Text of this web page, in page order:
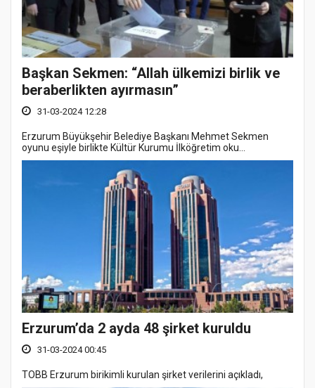
Başkan Sekmen: “Allah ülkemizi birlik ve
beraberlikten ayırmasın”
31-03-2024 12:28
Erzurum Büyükşehir Belediye Başkanı Mehmet Sekmen
oyunu eşiyle birlikte Kültür Kurumu İlköğretim oku...
Erzurum’da 2 ayda 48 şirket kuruldu
31-03-2024 00:45
TOBB Erzurum birikimli kurulan şirket verilerini açıkladı,